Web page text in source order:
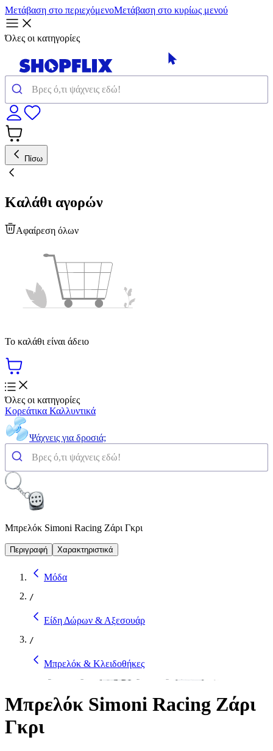
Μετάβαση στο περιεχόμενοΜετάβαση στο κυρίως μενού
Όλες οι κατηγορίες
Πίσω
Καλάθι αγορών
Αφαίρεση όλων
Το καλάθι είναι άδειο
Όλες οι κατηγορίες
Κορεάτικα Καλλυντικά
Ψάχνεις για δροσιά;
Μπρελόκ Simoni Racing Ζάρι Γκρι
Περιγραφή Χαρακτηριστικά
Μόδα
/
Είδη Δώρων & Αξεσουάρ
/
Μπρελόκ & Κλειδοθήκες
Μπρελόκ Simoni Racing Ζάρι
Γκρι